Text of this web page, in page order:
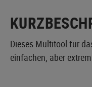
Dieses Multitool für
einfachen, aber